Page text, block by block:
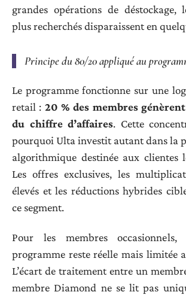
grandes opérations de déstockage,
plus recherchés disparaissent en
Principe du 80/20 appliqué au
Le programme fonctionne sur une
retail : 20 % des membres
du chiffre d’affaires. Cette
pourquoi Ulta investit autant dans la
algorithmique destinée aux clientes
Les offres exclusives, les
élevés et les réductions hybrides
ce segment.
Pour les membres
programme reste réelle mais limitée
L’écart de traitement entre un
membre Diamond ne se lit pas